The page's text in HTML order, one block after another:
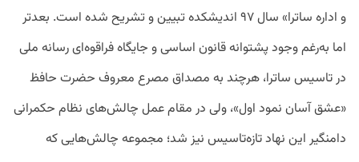
و اداره ساترا» سال ۹۷ اندیشکده تبیین و تشریح شده است. بعدتر
اما به‌رغم وجود پشتوانه قانون اساسی و جایگاه فراقوه‌ای رسانه ملی
در تاسیس ساترا، هرچند به مصداق مصرع معروف حضرت حافظ
«عشق آسان نمود اول»، ولی در مقام عمل چالش‌های نظام حکمرانی
دامنگیر این نهاد تازه‌تاسیس نیز شد؛ مجموعه چالش‌هایی که